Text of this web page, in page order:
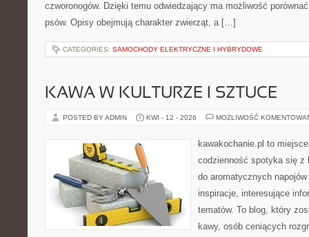
czworonogów. Dzięki temu odwiedzający ma możliwość
psów. Opisy obejmują charakter zwierząt, a […]
CATEGORIES: SAMOCHODY ELEKTRYCZNE I HYBRYDOWE
KAWA W KULTURZE I SZTUCE
POSTED BY ADMIN KWI - 12 - 2026 MOŻLIWOŚĆ
kawakochanie.pl to
codzienność spotyka się z
do aromatycznych
inspiracje, interesujące
tematów. To blog, który
kawy, osób ceniących